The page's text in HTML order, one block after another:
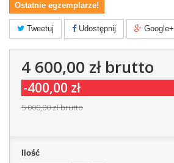
Ostatnie egzemplarze!
Tweetuj Udostępnij Google+
4 600,00 złbrutto
-400,00 zł
5 000,00 złbrutto
Ilość